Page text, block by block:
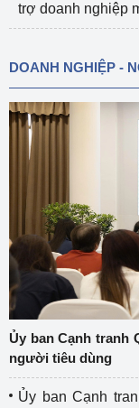
trợ doanh nghiệp
DOANH NGHIỆP -
Ủy ban Cạnh tranh
người tiêu dùng
Ủy ban Cạnh